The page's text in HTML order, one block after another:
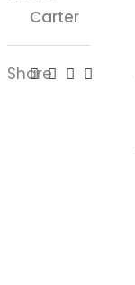
Carter
Share